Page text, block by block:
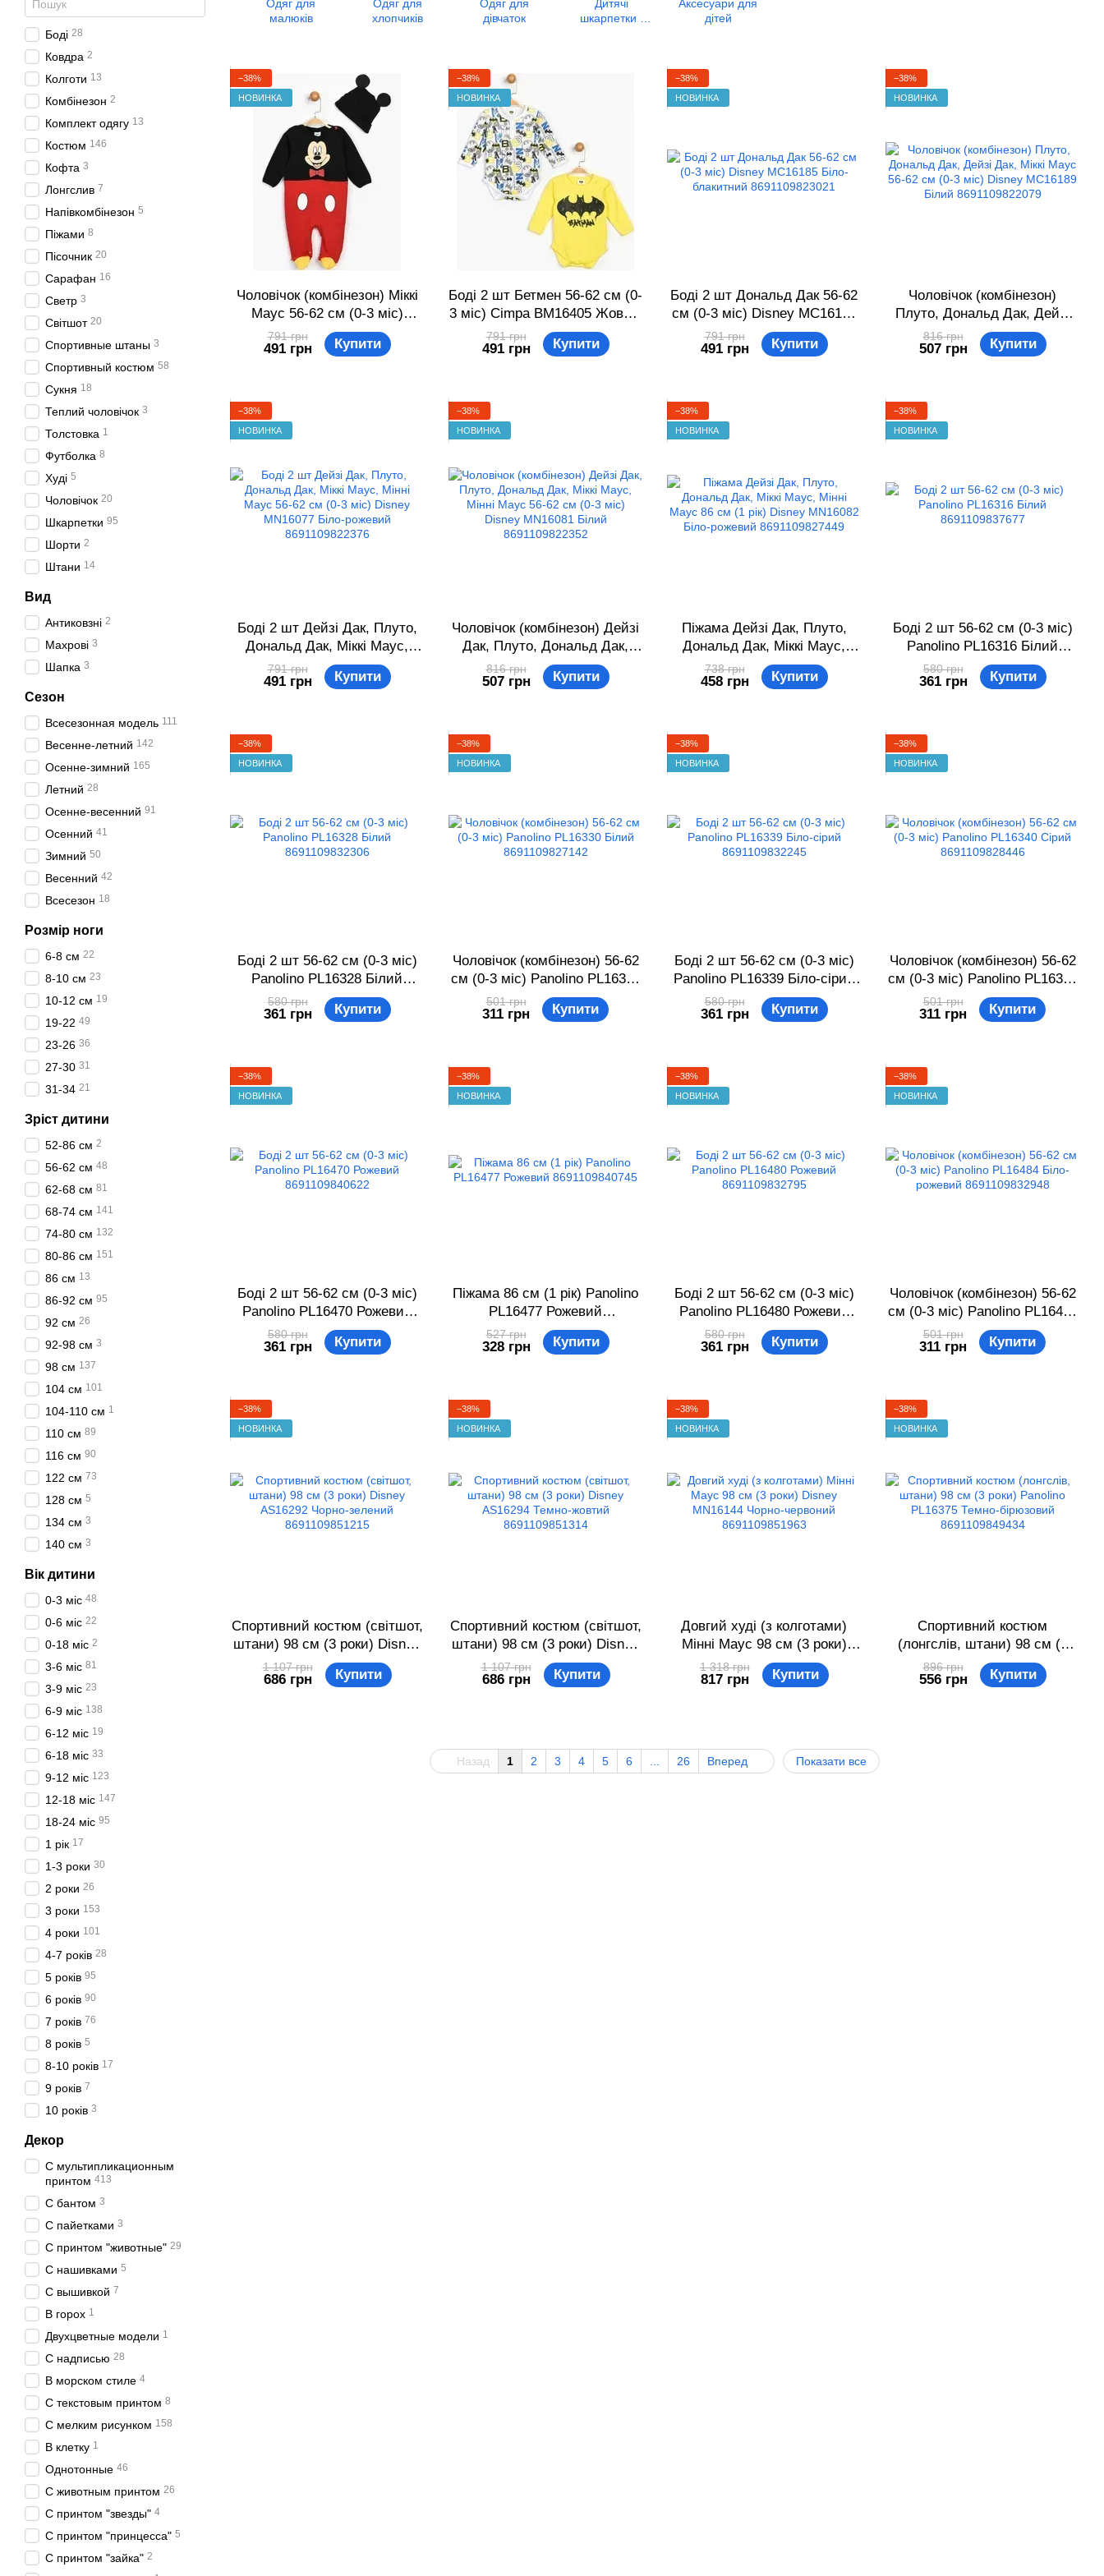
Одяг для
малюків
Одяг для
хлопчиків
Одяг для
дівчаток
Дитячі
шкарпетки і
Аксесуари для
дітей
−38%
НОВИНКА
Чоловічок (комбінезон) Міккі
Маус 56-62 см (0-3 міс)
Disney MC10455 Чорно-
червоний 8691109774484
791 грн
491 грн Купити
−38%
НОВИНКА
Боді 2 шт Бетмен 56-62 см (0-
3 міс) Cimpa BM16405 Жовто-
білий 8691109827326
791 грн
491 грн Купити
−38%
НОВИНКА
Боді 2 шт Дональд Дак 56-62
см (0-3 міс) Disney MC16185
Біло-блакитний
8691109823021
791 грн
491 грн Купити
−38%
НОВИНКА
Чоловічок (комбінезон)
Плуто, Дональд Дак, Дейзі
Дак, Міккі Маус 56-62 см (0-3
міс) Disney MC16189 Білий
816 грн
507 грн Купити
−38%
НОВИНКА
Боді 2 шт Дейзі Дак, Плуто,
Дональд Дак, Міккі Маус,
Мінні Маус 56-62 см (0-3 міс)
Disney MN16077 Біло-
791 грн
491 грн Купити
−38%
НОВИНКА
Чоловічок (комбінезон) Дейзі
Дак, Плуто, Дональд Дак,
Міккі Маус, Мінні Маус 56-62
см (0-3 міс) Disney MN16081
816 грн
507 грн Купити
−38%
НОВИНКА
Піжама Дейзі Дак, Плуто,
Дональд Дак, Міккі Маус,
Мінні Маус 86 см (1 рік)
Disney MN16082 Біло-
738 грн
458 грн Купити
−38%
НОВИНКА
Боді 2 шт 56-62 см (0-3 міс)
Panolino PL16316 Білий
8691109837677
580 грн
361 грн Купити
−38%
НОВИНКА
Боді 2 шт 56-62 см (0-3 міс)
Panolino PL16328 Білий
8691109832306
580 грн
361 грн Купити
−38%
НОВИНКА
Чоловічок (комбінезон) 56-62
см (0-3 міс) Panolino PL16330
Білий 8691109827142
501 грн
311 грн Купити
−38%
НОВИНКА
Боді 2 шт 56-62 см (0-3 міс)
Panolino PL16339 Біло-сірий
8691109832245
580 грн
361 грн Купити
−38%
НОВИНКА
Чоловічок (комбінезон) 56-62
см (0-3 міс) Panolino PL16340
Сірий 8691109828446
501 грн
311 грн Купити
−38%
НОВИНКА
Боді 2 шт 56-62 см (0-3 міс)
Panolino PL16470 Рожевий
8691109840622
580 грн
361 грн Купити
−38%
НОВИНКА
Піжама 86 см (1 рік) Panolino
PL16477 Рожевий
8691109840745
527 грн
328 грн Купити
−38%
НОВИНКА
Боді 2 шт 56-62 см (0-3 міс)
Panolino PL16480 Рожевий
8691109832795
580 грн
361 грн Купити
−38%
НОВИНКА
Чоловічок (комбінезон) 56-62
см (0-3 міс) Panolino PL16484
Біло-рожевий 8691109832948
501 грн
311 грн Купити
−38%
НОВИНКА
Спортивний костюм (світшот,
штани) 98 см (3 роки) Disney
AS16292 Чорно-зелений
8691109851215
1 107 грн
686 грн Купити
−38%
НОВИНКА
Спортивний костюм (світшот,
штани) 98 см (3 роки) Disney
AS16294 Темно-жовтий
8691109851314
1 107 грн
686 грн Купити
−38%
НОВИНКА
Довгий худі (з колготами)
Мінні Маус 98 см (3 роки)
Disney MN16144 Чорно-
червоний 8691109851963
1 318 грн
817 грн Купити
−38%
НОВИНКА
Спортивний костюм
(лонгслів, штани) 98 см (3
роки) Panolino PL16375
Темно-бірюзовий
896 грн
556 грн Купити
Назад 1 2 3 4 5 6 26 Вперед Показати все
Боді 28
Ковдра 2
Колготи 13
Комбінезон 2
Комплект одягу 13
Костюм 146
Кофта 3
Лонгслив 7
Напівкомбінезон 5
Піжами 8
Пісочник 20
Сарафан 16
Светр 3
Світшот 20
Спортивные штаны 3
Спортивный костюм 58
Сукня 18
Теплий чоловічок 3
Толстовка 1
Футболка 8
Худі 5
Чоловічок 20
Шкарпетки 95
Шорти 2
Штани 14
Вид
Антиковзні 2
Махрові 3
Шапка 3
Сезон
Всесезонная модель 111
Весенне-летний 142
Осенне-зимний 165
Летний 28
Осенне-весенний 91
Осенний 41
Зимний 50
Весенний 42
Всесезон 18
Розмір ноги
6-8 см 22
8-10 см 23
10-12 см 19
19-22 49
23-26 36
27-30 31
31-34 21
Зріст дитини
52-86 см 2
56-62 см 48
62-68 см 81
68-74 см 141
74-80 см 132
80-86 см 151
86 см 13
86-92 см 95
92 см 26
92-98 см 3
98 см 137
104 см 101
104-110 см 1
110 см 89
116 см 90
122 см 73
128 см 5
134 см 3
140 см 3
Вік дитини
0-3 міс 48
0-6 міс 22
0-18 міс 2
3-6 міс 81
3-9 міс 23
6-9 міс 138
6-12 міс 19
6-18 міс 33
9-12 міс 123
12-18 міс 147
18-24 міс 95
1 рік 17
1-3 роки 30
2 роки 26
3 роки 153
4 роки 101
4-7 років 28
5 років 95
6 років 90
7 років 76
8 років 5
8-10 років 17
9 років 7
10 років 3
Декор
С мультипликационным
принтом 413
С бантом 3
С пайетками 3
С принтом "животные" 29
С нашивками 5
С вышивкой 7
В горох 1
Двухцветные модели 1
С надписью 28
В морском стиле 4
С текстовым принтом 8
С мелким рисунком 158
В клетку 1
Однотонные 46
С животным принтом 26
С принтом "звезды" 4
С принтом "принцесса" 5
С принтом "зайка" 2